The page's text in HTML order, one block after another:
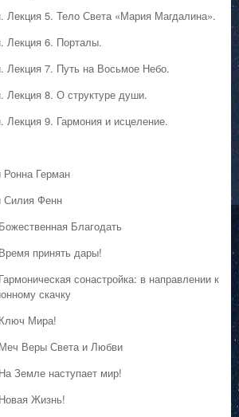
Лекция 5. Тело Света «Мария Магдалина».
Лекция 6. Порталы.
Лекция 7. Путь на Восьмое Небо.
Лекция 8. О структуре души.
Лекция 9. Гармония и исцеление.
Герман
Силия Фенн
Благодать
принять дары!
сонастройка: в направлении к
скачку
Мира!
Веры Света и Любви
Земле наступает мир!
Жизнь!